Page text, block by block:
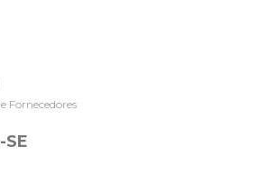
Fornecedores
SE